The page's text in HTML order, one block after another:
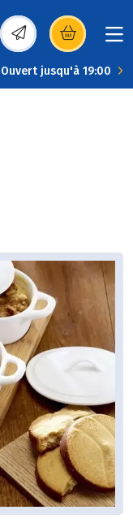
(s’ouvre dans une
Ouvert jusqu'à 19:00